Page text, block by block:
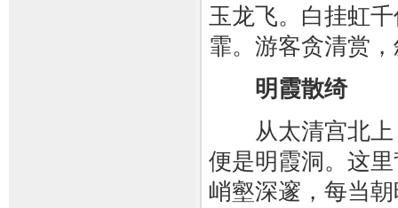
玉龙飞。白挂虹
霏。游客贪清赏
明霞散绮
从太清宫北上
便是明霞洞。这
峭壑深邃，每当